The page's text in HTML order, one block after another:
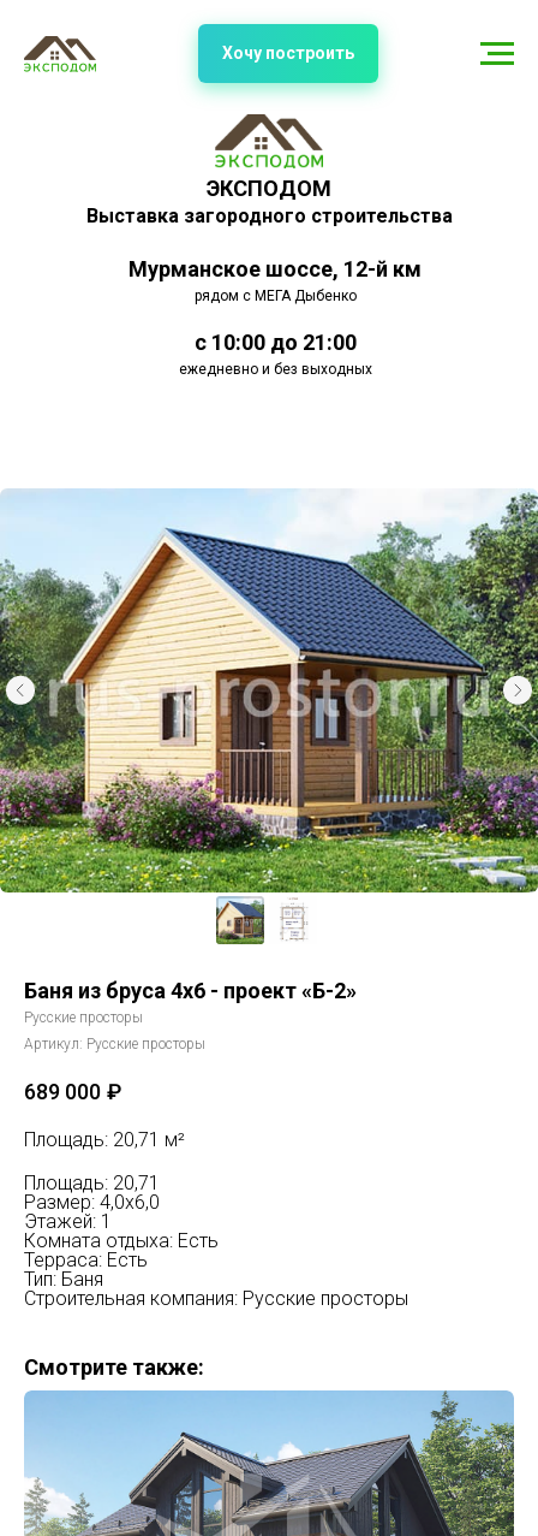
ЭКСПОДОМ
Выставка загородного строительства
Мурманское шоссе, 12-й км
рядом с МЕГА Дыбенко
с 10:00 до 21:00
ежедневно и без выходных
Хочу построить
Баня из бруса 4х6 - проект «Б-2»
Русские просторы
Артикул: Русские просторы
689 000 ₽
Площадь: 20,71 м²
Площадь: 20,71
Размер: 4,0х6,0
Этажей: 1
Комната отдыха: Есть
Терраса: Есть
Тип: Баня
Строительная компания: Русские просторы
Смотрите также: